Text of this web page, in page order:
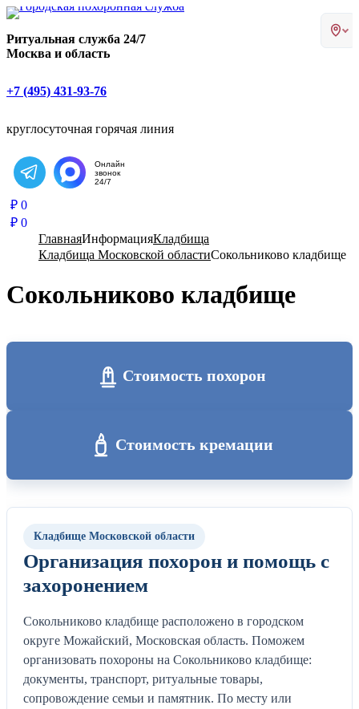
Ритуальная служба 24/7
Москва и область
+7 (495) 431-93-76
круглосуточная горячая линия
Написать в Telegram
Онлайн
звонок
24/7
₽ 0
₽ 0
ГлавнаяИнформацияКладбища
Кладбища Московской областиСокольниково кладбище
Сокольниково кладбище
Стоимость похорон
Стоимость кремации
Кладбище Московской области
Организация похорон и помощь с
захоронением
Сокольниково кладбище расположено в городском
округе Можайский, Московская область. Поможем
организовать похороны на Сокольниково кладбище:
документы, транспорт, ритуальные товары,
сопровождение семьи и памятник. По месту или